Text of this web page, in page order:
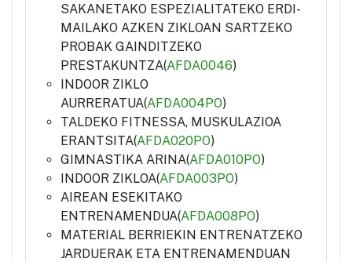
SAKANETAKO ESPEZIALITATEKO ERDI-
MAILAKO AZKEN ZIKLOAN SARTZEKO
PROBAK GAINDITZEKO
PRESTAKUNTZA(AFDA0046)
INDOOR ZIKLO
AURRERATUA(AFDA004PO)
TALDEKO FITNESSA, MUSKULAZIOA
ERANTSITA(AFDA020PO)
GIMNASTIKA ARINA(AFDA010PO)
INDOOR ZIKLOA(AFDA003PO)
AIREAN ESEKITAKO
ENTRENAMENDUA(AFDA008PO)
MATERIAL BERRIEKIN ENTRENATZEKO
JARDUERAK ETA ENTRENAMENDUAN